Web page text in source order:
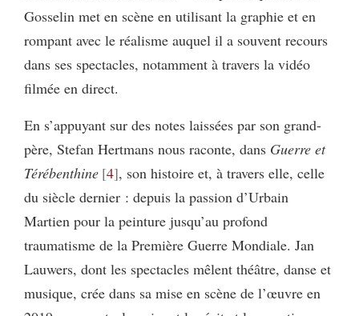
Gosselin met en scène en utilisant la graphie et en
rompant avec le réalisme auquel il a souvent recours
dans ses spectacles, notamment à travers la vidéo
filmée en direct.
En s’appuyant sur des notes laissées par son grand-
père, Stefan Hertmans nous raconte, dans Guerre et
Térébenthine 4 , son histoire et, à travers elle, celle
du siècle dernier : depuis la passion d’Urbain
Martien pour la peinture jusqu’au profond
traumatisme de la Première Guerre Mondiale. Jan
Lauwers, dont les spectacles mêlent théâtre, danse et
musique, crée dans sa mise en scène de l’œuvre en